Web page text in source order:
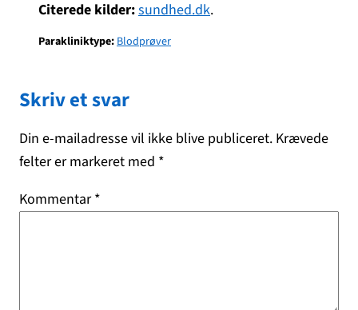
Citerede kilder:sundhed.dk.
Parakliniktype: Blodprøver
Skriv et svar
Din e-mailadresse vil ikke blive publiceret. Krævede
felter er markeret med *
Kommentar*